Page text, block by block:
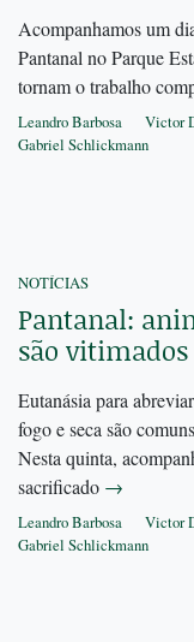
Acompanhamos um
Pantanal no Parque
tornam o trabalho
Leandro Barbosa
Victor
Gabriel Schlickmann
NOTÍCIAS
Pantanal:
são vitimados
Eutanásia para
fogo e seca são
Nesta quinta,
sacrificado →
Leandro Barbosa
Victor
Gabriel Schlickmann